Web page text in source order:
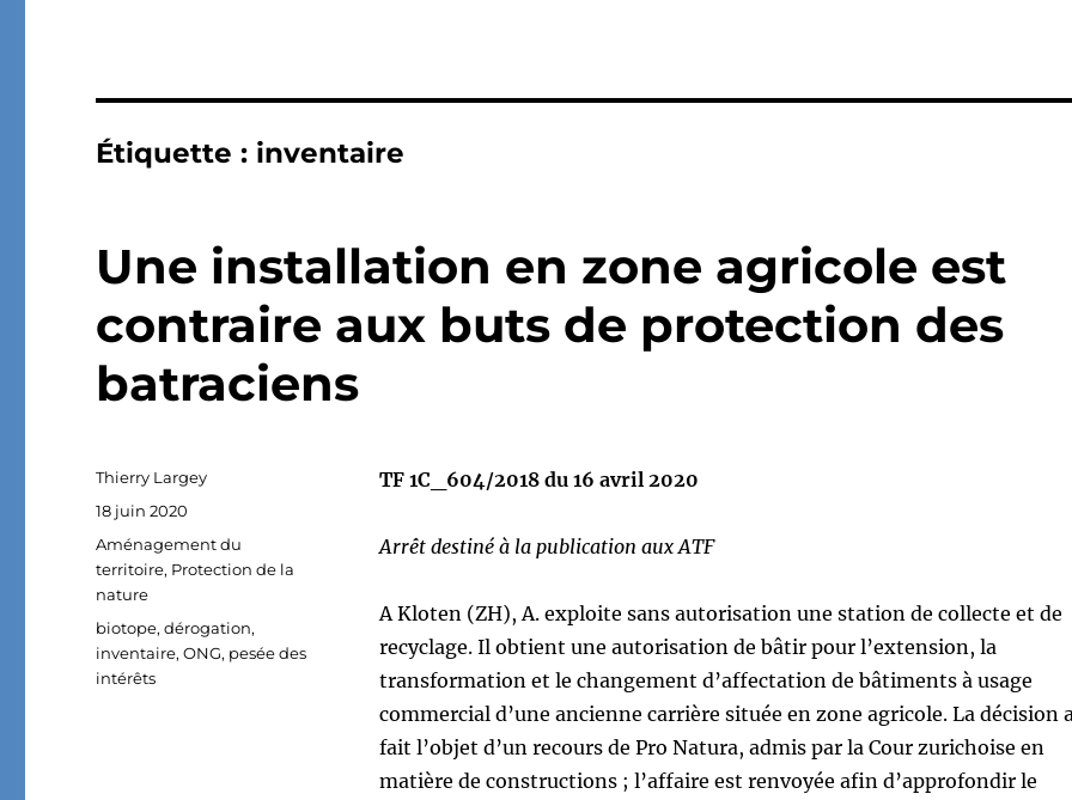
Étiquette : inventaire
Une installation en zone agricole est
contraire aux buts de protection des
batraciens
TF 1C_604/2018 du 16 avril 2020
Arrêt destiné à la publication aux ATF
A Kloten (ZH), A. exploite sans autorisation une station de collecte et de
recyclage. Il obtient une autorisation de bâtir pour l’extension, la
transformation et le changement d’affectation de bâtiments à usage
commercial d’une ancienne carrière située en zone agricole. La décision
fait l’objet d’un recours de Pro Natura, admis par la Cour zurichoise en
matière de constructions ; l’affaire est renvoyée afin d’approfondir le
Auteur
Thierry Largey
Publié
18 juin 2020
Catégories
Aménagement du
territoire, Protection de la
nature
Étiquettes
biotope,dérogation,
inventaire,ONG, pesée des
intérêts